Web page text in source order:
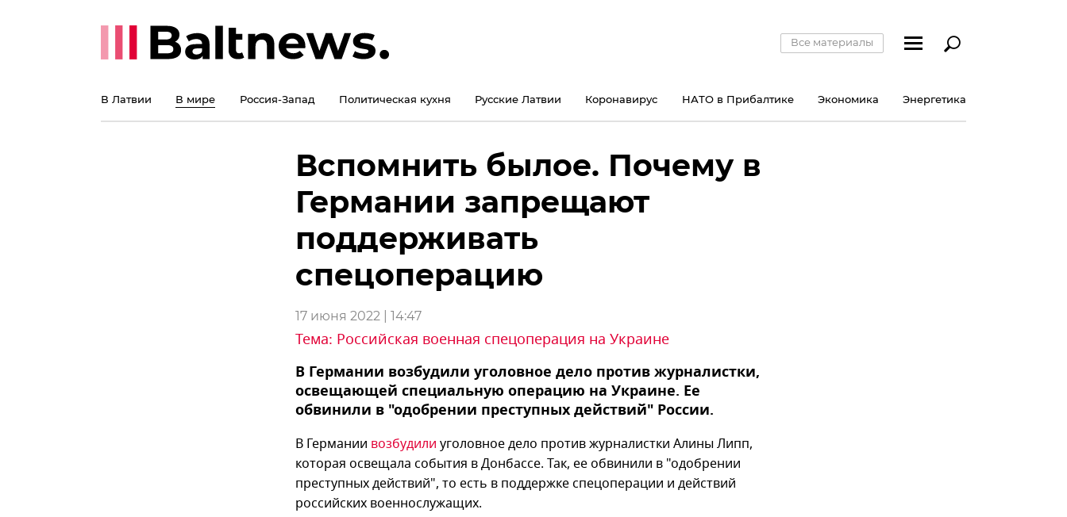
Все материалы
В Латвии В мире Россия-Запад Политическая кухня Русские Латвии Коронавирус НАТО в Прибалтике Экономика Энергетика
Вспомнить былое. Почему в
Германии запрещают
поддерживать
спецоперацию
17 июня 2022 | 14:47
Тема: Российская военная спецоперация на Украине
В Германии возбудили уголовное дело против журналистки,
освещающей специальную операцию на Украине. Ее
обвинили в "одобрении преступных действий" России.
В Германии возбудили уголовное дело против журналистки Алины Липп,
которая освещала события в Донбассе. Так, ее обвинили в "одобрении
преступных действий", то есть в поддержке спецоперации и действий
российских военнослужащих.